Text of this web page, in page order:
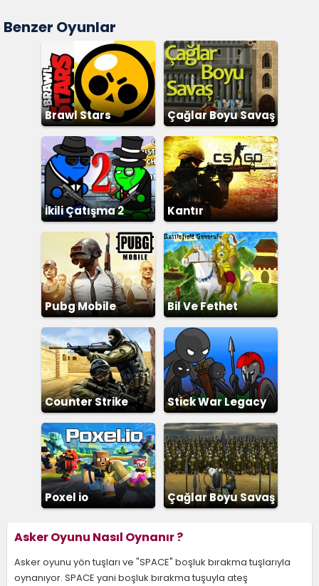
Benzer Oyunlar
Brawl Stars Çağlar Boyu Savaş
İkili Çatışma 2 Kantır
Pubg Mobile Bil Ve Fethet
Counter Strike Stick War Legacy
Poxel io
Çağlar Boyu Savaş
Asker Oyunu Nasıl Oynanır ?
Asker oyunu yön tuşları ve "SPACE" boşluk bırakma tuşlarıyla
oynanıyor. SPACE yani boşluk bırakma tuşuyla ateş